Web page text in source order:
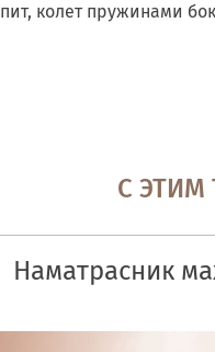
колет пружинами
С ЭТИМ
Наматрасник